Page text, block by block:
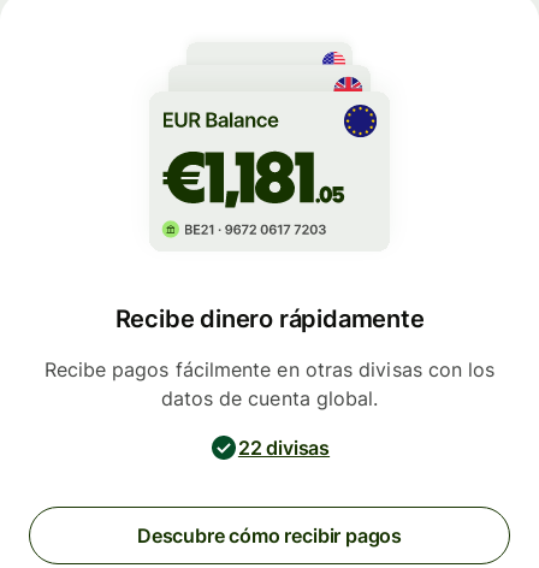
Recibe dinero rápidamente
Recibe pagos fácilmente en otras divisas con los
datos de cuenta global.
22 divisas
Descubre cómo recibir pagos